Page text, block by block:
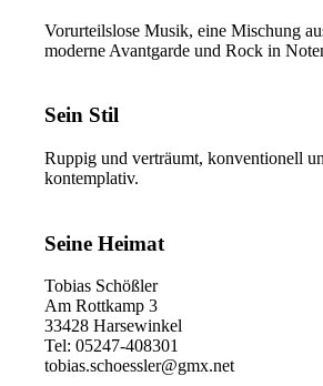
Vorurteilslose Musik, eine Mischung
moderne Avantgarde und Rock in
Sein Stil
Ruppig und verträumt, konventionell
kontemplativ.
Seine Heimat
Tobias Schößler
Am Rottkamp 3
33428 Harsewinkel
Tel: 05247-408301
tobias.schoessler@gmx.net